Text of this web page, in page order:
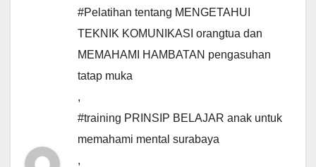
#Pelatihan tentang MENGETAHUI
TEKNIK KOMUNIKASI orangtua dan
MEMAHAMI HAMBATAN pengasuhan
tatap muka
,
#training PRINSIP BELAJAR anak untuk
memahami mental surabaya
,